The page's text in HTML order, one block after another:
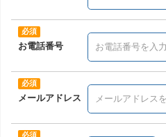
お電話番号
メールアドレス